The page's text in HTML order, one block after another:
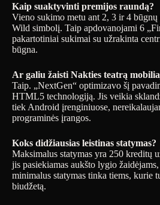
Kaip suaktyvinti premijos raundą?
Vieno sukimo metu ant 2, 3 ir 4 būgnų
Wild simbolį. Taip apdovanojami 6
pakartotiniai sukimai su užrakinta
būgna.
Ar galiu žaisti Nakties teatrą
Taip. „NextGen“ optimizavo šį
HTML5 technologiją. Jis veikia
tiek Android įrenginiuose,
programinės įrangos.
Koks didžiausias leistinas statymas?
Maksimalus statymas yra 250 kreditų
jis pasiekiamas aukšto lygio
minimalus statymas tinka tiems, kurie
biudžetą.